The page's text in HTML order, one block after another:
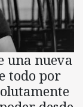
una nueva
todo por